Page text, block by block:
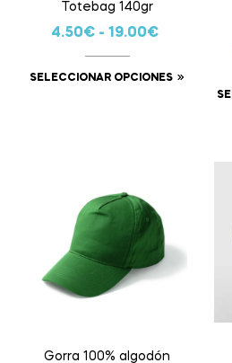
Totebag 140gr
4.50€ - 19.00€
SELECCIONAR OPCIONES
Gorra 100% algodón